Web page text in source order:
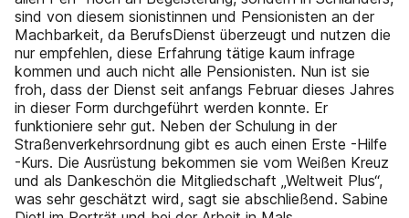
sind von diesem sionistinnen und Pensionisten an der
Machbarkeit, da BerufsDienst überzeugt und nutzen die
nur empfehlen, diese Erfahrung tätige kaum infrage
kommen und auch nicht alle Pensionisten. Nun ist sie
froh, dass der Dienst seit anfangs Februar dieses Jahres
in dieser Form durchgeführt werden konnte. Er
funktioniere sehr gut. Neben der Schulung in der
Straßenverkehrsordnung gibt es auch einen Erste -Hilfe
-Kurs. Die Ausrüstung bekommen sie vom Weißen Kreuz
und als Dankeschön die Mitgliedschaft „Weltweit Plus“,
was sehr geschätzt wird, sagt sie abschließend. Sabine